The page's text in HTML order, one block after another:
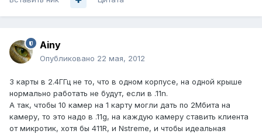
Ainy
Опубликовано 22 мая, 2012
3 карты в 2.4ГГц не то, что в одном корпусе, на одной крыше
нормально работать не будут, если в .11n.
А так, чтобы 10 камер на 1 карту могли дать по 2Мбита на
камеру, то это надо в .11g, на каждую камеру ставить клиента
от микротик, хотя бы 411R, и Nstreme, и чтобы идеальная